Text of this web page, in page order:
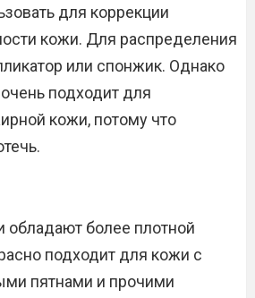
для коррекции
кожи. Для распределения
или спонжик. Однако
подходит для
кожи, потому что
обладают более плотной
подходит для кожи с
пятнами и прочими